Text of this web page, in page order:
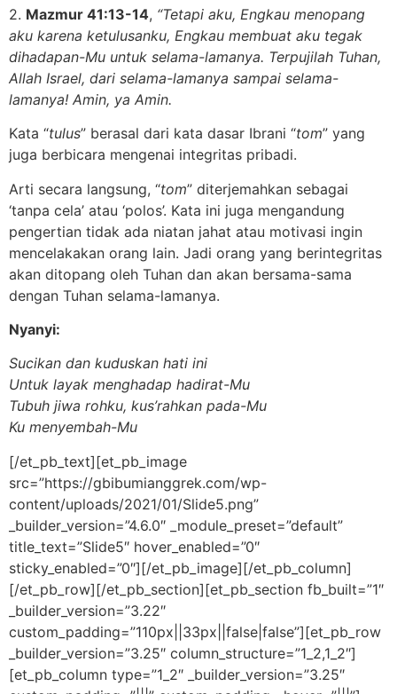
2. Mazmur 41:13-14, “Tetapi aku, Engkau menopang
aku karena ketulusanku, Engkau membuat aku tegak
dihadapan-Mu untuk selama-lamanya. Terpujilah Tuhan,
Allah Israel, dari selama-lamanya sampai selama-
lamanya! Amin, ya Amin.
Kata “tulus” berasal dari kata dasar Ibrani “tom” yang
juga berbicara mengenai integritas pribadi.
Arti secara langsung, “tom” diterjemahkan sebagai
‘tanpa cela’ atau ‘polos’. Kata ini juga mengandung
pengertian tidak ada niatan jahat atau motivasi ingin
mencelakakan orang lain. Jadi orang yang berintegritas
akan ditopang oleh Tuhan dan akan bersama-sama
dengan Tuhan selama-lamanya.
Nyanyi:
Sucikan dan kuduskan hati ini
Untuk layak menghadap hadirat-Mu
Tubuh jiwa rohku, kus’rahkan pada-Mu
Ku menyembah-Mu
[/et_pb_text][et_pb_image
src=”https://gbibumianggrek.com/wp-
content/uploads/2021/01/Slide5.png”
_builder_version=”4.6.0″ _module_preset=”default”
title_text=”Slide5″ hover_enabled=”0″
sticky_enabled=”0″][/et_pb_image][/et_pb_column]
[/et_pb_row][/et_pb_section][et_pb_section fb_built=”1″
_builder_version=”3.22″
custom_padding=”110px||33px||false|false”][et_pb_row
_builder_version=”3.25″ column_structure=”1_2,1_2″]
[et_pb_column type=”1_2″ _builder_version=”3.25″